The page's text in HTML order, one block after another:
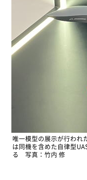
唯一模型の展示が行われ
は同機を含めた自律型
る 写真：竹内 修